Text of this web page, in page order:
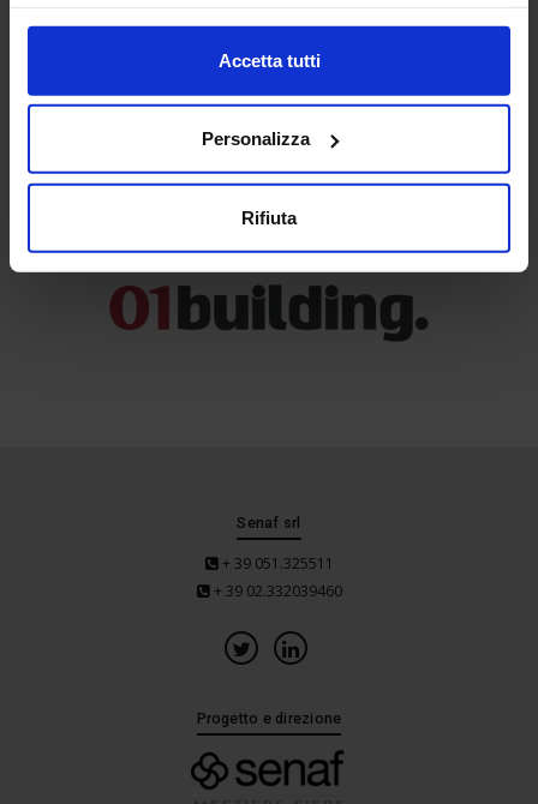
Accetta tutti
Personalizza
Rifiuta
contenenti numerosi dati di ingresso, a formulare le proprie
ipotesi di natura progettuale in maniera del tutto
Continua a leggere l’intero articolo »
Gli approfondimenti sulla
Pubblica Amministrazione su
Senaf srl
+ 39 051.325511
+ 39 02.332039460
Progetto e direzione